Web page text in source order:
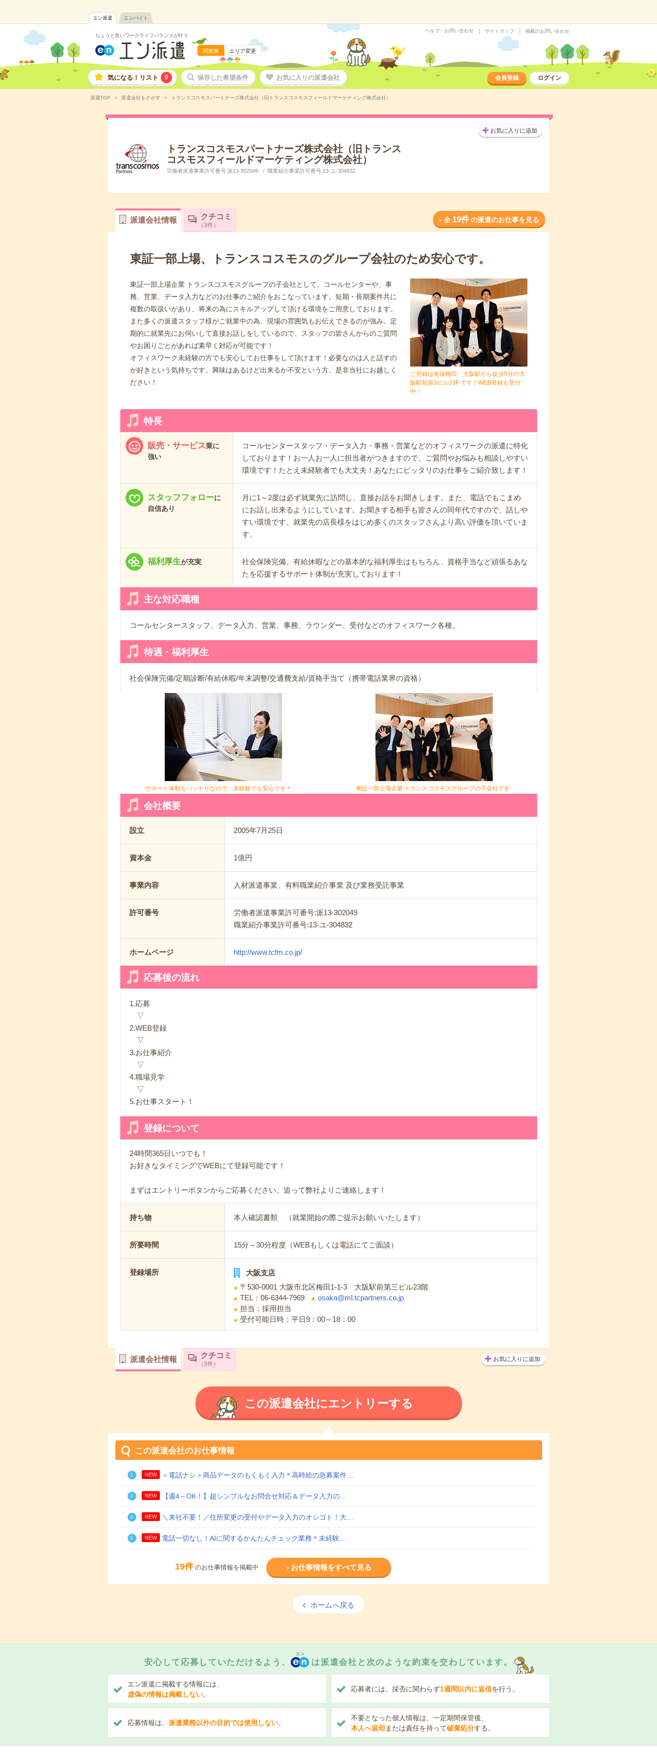
エン派遣 エンバイト
ちょうど良いワークライフバランスが叶う
関東版 エリア変更
ヘルプ・お問い合わせ サイトマップ 掲載のお問い合わせ
気になる！リスト 0 保存した希望条件 お気に入りの派遣会社 会員登録 ログイン
派遣TOP 派遣会社をさがす トランスコスモスパートナーズ株式会社（旧トランスコスモスフィールドマーケティング株式会社）
トランスコスモスパートナーズ株式会社（旧トランス
コスモスフィールドマーケティング株式会社）
労働者派遣事業許可番号:派13-302049 職業紹介事業許可番号:13-ユ-304832
お気に入りに追加
派遣会社情報 クチコミ
3件
全 19件 の派遣のお仕事を見る
東証一部上場、トランスコスモスのグループ会社のため安心です。
東証一部上場企業 トランスコスモスグループの子会社として、コールセンターや、事
務、営業、データ入力などのお仕事のご紹介をおこなっています。短期・長期案件共に
複数の取扱いがあり、将来の為にスキルアップして頂ける環境をご用意しております。
また多くの派遣スタッフ様がご就業中の為、現場の雰囲気もお伝えできるのが強み。定
期的に就業先にお伺いして直接お話しをしているので、スタッフの皆さんからのご質問
やお困りごとがあれば素早く対応が可能です！
オフィスワーク未経験の方でも安心してお仕事をして頂けます！必要なのは人と話すの
が好きという気持ちです。興味はあるけど出来るか不安という方、是非当社にお越しく
ださい！
ご登録は各線梅田、大阪駅から徒歩5分の大
阪駅前第3ビル23F です！WEB登録も受付
中！
特長
販売・サービス業に
強い
コールセンタースタッフ・データ入力・事務・営業などのオフィスワークの派遣に特化
しております！お一人お一人に担当者がつきますので、ご質問やお悩みも相談しやすい
環境です！たとえ未経験者でも大丈夫！あなたにピッタリのお仕事をご紹介致します！
スタッフフォローに
自信あり
月に1～2度は必ず就業先に訪問し、直接お話をお聞きします。また、電話でもこまめ
にお話し出来るようにしています。お聞きする相手も皆さんの同年代ですので、話しや
すい環境です。就業先の店長様をはじめ多くのスタッフさんより高い評価を頂いていま
す。
福利厚生が充実
社会保険完備、有給休暇などの基本的な福利厚生はもちろん、資格手当など頑張るあな
たを応援するサポート体制が充実しております！
主な対応職種
コールセンタースタッフ、データ入力、営業、事務、ラウンダー、受付などのオフィスワーク各種。
待遇・福利厚生
社会保険完備/定期診断/有給休暇/年末調整/交通費支給/資格手当て（携帯電話業界の資格）
サポート体制もバッチリなので、未経験でも安心です＊ 東証一部上場企業 トランスコスモスグループの子会社です
会社概要
設立 2005年7月25日
資本金 1億円
事業内容 人材派遣事業、有料職業紹介事業 及び業務受託事業
許可番号
労働者派遣事業許可番号:派13-302049
職業紹介事業許可番号:13-ユ-304832
ホームページ http://www.tcfm.co.jp/
応募後の流れ
1.応募
▽
2.WEB登録
▽
3.お仕事紹介
▽
4.職場見学
▽
5.お仕事スタート！
登録について
24時間365日いつでも！
お好きなタイミングでWEBにて登録可能です！
まずはエントリーボタンからご応募ください。追って弊社よりご連絡します！
持ち物 本人確認書類 （就業開始の際ご提示お願いいたします）
所要時間 15分～30分程度（WEBもしくは電話にてご面談）
登録場所
大阪支店
〒530-0001 大阪市北区梅田1-1-3 大阪駅前第三ビル23階
TEL：06-6344-7969
osaka@ml.tcpartners.co.jp
担当：採用担当
受付可能日時：平日9：00～18：00
派遣会社情報 クチコミ
3件
お気に入りに追加
この派遣会社にエントリーする
この派遣会社のお仕事情報
NEW ＜電話ナシ＞商品データのもくもく入力＊高時給の急募案件…
NEW 【週4～OK！】超シンプルなお問合せ対応＆データ入力の…
NEW ＼来社不要！／住所変更の受付やデータ入力のオシゴト！大…
NEW 電話一切なし！AIに関するかんたんチェック業務＊未経験…
19件 のお仕事情報を掲載中 お仕事情報をすべて見る
ホームへ戻る
安心して応募していただけるよう、 は派遣会社と次のような約束を交わしています。
エン派遣に掲載する情報には、
虚偽の情報は掲載しない。
応募者には、採否に関わらず1週間以内に返信を行う。
応募情報は、 派遣業務以外の目的では使用しない。
不要となった個人情報は、一定期間保管後、
本人へ返却または責任を持って破棄処分する。